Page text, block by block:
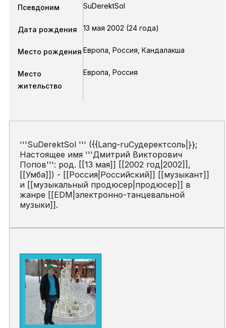
Псевдоним SuDerektSol
Дата рождения 13 мая 2002 (24 года)
Место рождения Европа, Россия, Кандалакша
Место
жительство
Европа, Россия
'''SuDerektSol ''' ({{Lang-ruСудеректсоль|}};
Настоящее имя '''Дмитрий Викторович
Попов''': род. [[13 мая]] [[2002 год|2002]],
[[Умба]]) - [[Россия|Российский]] [[музыкант]]
и [[музыкальный продюсер|продюсер]] в
жанре [[EDM|электронно-танцевальной
музыки]].